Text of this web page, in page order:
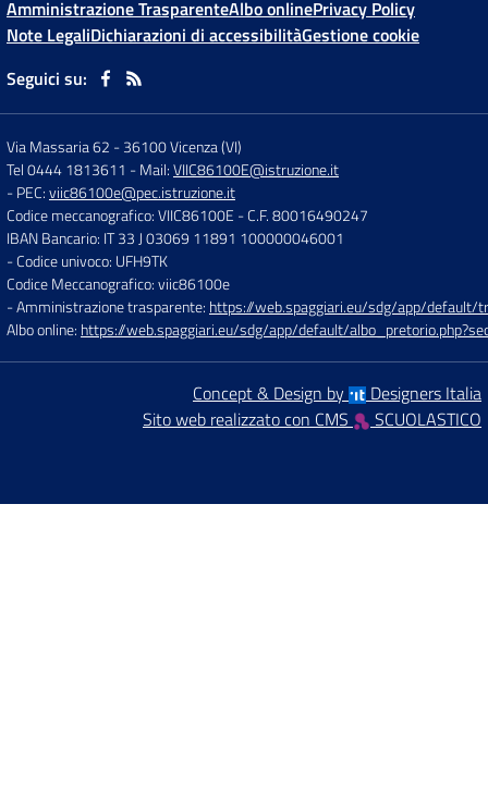
Amministrazione TrasparenteAlbo onlinePrivacy Policy
Note LegaliDichiarazioni di accessibilitàGestione cookie
Seguici su:
Via Massaria 62 -36100 Vicenza (VI)
Tel 0444 1813611 - Mail:VIIC86100E@istruzione.it
- PEC:viic86100e@pec.istruzione.it
Codice meccanografico: VIIC86100E - C.F. 80016490247
IBAN Bancario: IT 33 J 03069 11891 100000046001
- Codice univoco: UFH9TK
Codice Meccanografico: viic86100e
- Amministrazione trasparente: https://web.spaggiari.eu/sdg/app/default/
Albo online: https://web.spaggiari.eu/sdg/app/default/
Concept & Design by
Designers Italia
Sito web realizzato con CMS
SCUOLASTICO